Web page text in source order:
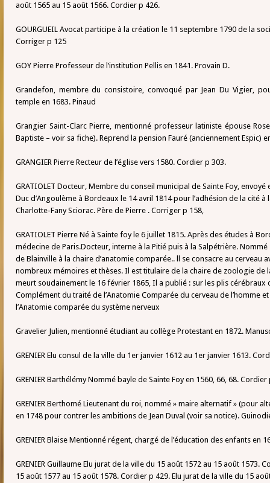
août 1565 au 15 août 1566. Cordier p 426.
GOURGUEIL Avocat participe à la création le 11 septembre 1790 de la
Corriger p 125
GOY Pierre Professeur de l’institution Pellis en 1841. Provain D.
Grandefon, membre du consistoire, convoqué par Jean Du Vigier,
temple en 1683. Pinaud
Grangier Saint-Clarc Pierre, mentionné professeur latiniste épouse
Baptiste – voir sa fiche). Reprend la pension Fauré (anciennement Espic)
GRANGIER Pierre Recteur de l’église vers 1580. Cordier p 303.
GRATIOLET Docteur, Membre du conseil municipal de Sainte Foy,
Duc d’Angoulème à Bordeaux le 14 avril 1814 pour l’adhésion de la cité
Charlotte-Fany Sciorac. Père de Pierre . Corriger p 158,
GRATIOLET Pierre Né à Sainte foy le 6 juillet 1815. Après des études à
médecine de Paris.Docteur, interne à la Pitié puis à la Salpétrière. Nommé
de Blainville à la chaire d’anatomie comparée.. ll se consacre au cerveau
nombreux mémoires et thèses. Il est titulaire de la chaire de zoologie de
meurt soudainement le 16 février 1865, Il a publié : sur les plis cérébraux
Complément du traité de l’Anatomie Comparée du cerveau de l’homme
l’Anatomie comparée du système nerveux
Gravelier Julien, mentionné étudiant au collège Protestant en 1872.
GRENIER Elu consul de la ville du 1er janvier 1612 au 1er janvier 1613.
GRENIER Barthélémy Nommé bayle de Sainte Foy en 1560, 66, 68. Cordier
GRENIER Berthomé Lieutenant du roi, nommé » maire alternatif » (pour
en 1748 pour contrer les ambitions de Jean Duval (voir sa notice).
GRENIER Blaise Mentionné régent, chargé de l’éducation des enfants en
GRENIER Guillaume Elu jurat de la ville du 15 août 1572 au 15 août 1573.
15 août 1577 au 15 août 1578. Cordier p 429. Elu jurat de la ville du 15